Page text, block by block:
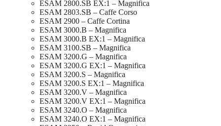
ESAM 2800.SB EX:1 – Magnifica
ESAM 2803.SB – Caffe Corso
ESAM 2900 – Caffe Cortina
ESAM 3000.B – Magnifica
ESAM 3000.B EX:1 – Magnifica
ESAM 3100.SB – Magnifica
ESAM 3200.G – Magnifica
ESAM 3200.G EX:1 – Magnifica
ESAM 3200.S – Magnifica
ESAM 3200.S EX:1 – Magnifica
ESAM 3200.V – Magnifica
ESAM 3200.V EX:1 – Magnifica
ESAM 3240.O – Magnifica
ESAM 3240.O EX:1 – Magnifica